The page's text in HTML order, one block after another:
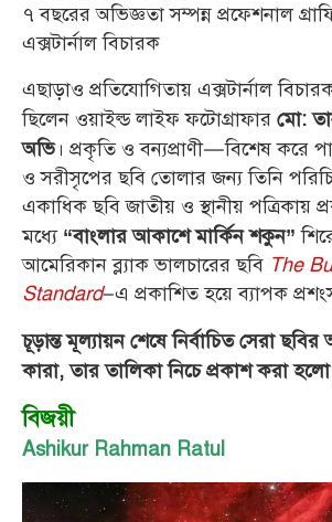
৭ বছরের অভিজ্ঞতা সম্পন্ন প্রফেশনাল
এক্সটার্নাল বিচারক
এছাড়াও প্রতিযোগিতায় এক্সটার্নাল
ছিলেন ওয়াইল্ড লাইফ ফটোগ্রাফার মো:
অভি। প্রকৃতি ও বন্যপ্রাণী—বিশেষ করে
ও সরীসৃপের ছবি তোলার জন্য তিনি
একাধিক ছবি জাতীয় ও স্থানীয় পত্রিকায়
মধ্যে “বাংলার আকাশে মার্কিন শকুন”
আমেরিকান ব্ল্যাক ভালচারের ছবি The
Standard–এ প্রকাশিত হয়ে ব্যাপক
চূড়ান্ত মূল্যায়ন শেষে নির্বাচিত সেরা
কারা, তার তালিকা নিচে প্রকাশ করা
বিজয়ী
Ashikur Rahman Ratul